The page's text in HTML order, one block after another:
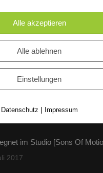
2017
Premium
im Studio [Sons Of
2017
Alle akzeptieren
Alle ablehnen
Einstellungen
Datenschutz | Impressum